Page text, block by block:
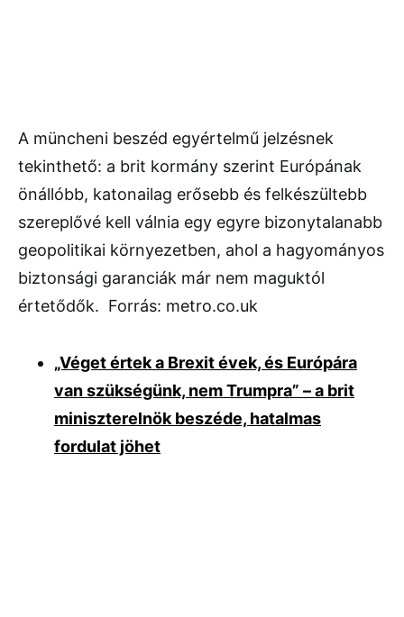
A müncheni beszéd egyértelmű jelzésnek
tekinthető: a brit kormány szerint Európának
önállóbb, katonailag erősebb és felkészültebb
szereplővé kell válnia egy egyre bizonytalanabb
geopolitikai környezetben, ahol a hagyományos
biztonsági garanciák már nem maguktól
értetődők. Forrás: metro.co.uk
„Véget értek a Brexit évek, és Európára
van szükségünk, nem Trumpra” – a brit
miniszterelnök beszéde, hatalmas
fordulat jöhet